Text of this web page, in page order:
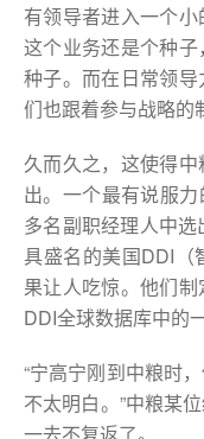
有领导者进入一个小
这个业务还是个种
种子。而在日常领
们也跟着参与战略的
久而久之，这使得
出。一个最有说服
多名副职经理人中
具盛名的美国DDI（
果让人吃惊。他们
DDI全球数据库中的
“宁高宁刚到中粮时
不太明白。”中粮某